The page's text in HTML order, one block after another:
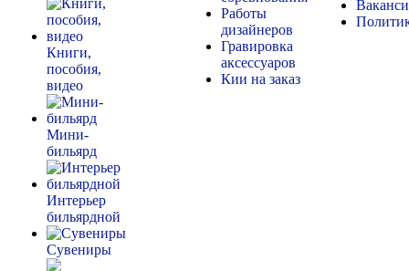
Книги,
пособия,
видео
Мини-
бильярд
Интерьер
бильярдной
Сувениры
Работы
дизайнеров
Гравировка
аксессуаров
Кии на заказ